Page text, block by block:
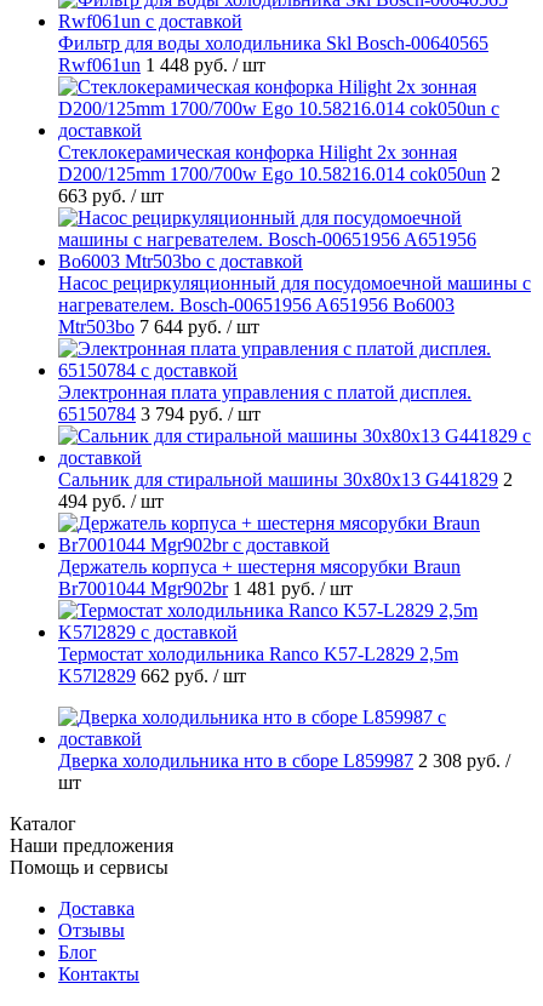
Фильтр для воды холодильника Skl Bosch-00640565
Rwf061un 1 448 руб. / шт
Стеклокерамическая конфорка Hilight 2х зонная
D200/125mm 1700/700w Ego 10.58216.014 cok050un 2
663 руб. / шт
Насос рециркуляционный для посудомоечной машины с
нагревателем. Bosch-00651956 A651956 Bo6003
Mtr503bo 7 644 руб. / шт
Электронная плата управления с платой дисплея.
65150784 3 794 руб. / шт
Cальник для стиральной машины 30x80x13 G441829 2
494 руб. / шт
Держатель корпуса + шестерня мясорубки Braun
Br7001044 Mgr902br 1 481 руб. / шт
Термостат холодильника Ranco K57-L2829 2,5m
K57l2829 662 руб. / шт
Дверка холодильника нто в сборе L859987 2 308 руб. /
шт
Каталог
Наши предложения
Помощь и сервисы
Доставка
Отзывы
Блог
Контакты